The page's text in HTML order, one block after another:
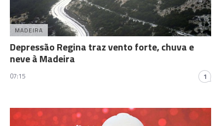
MADEIRA
Depressão Regina traz vento forte, chuva e
neve à Madeira
07:15 1